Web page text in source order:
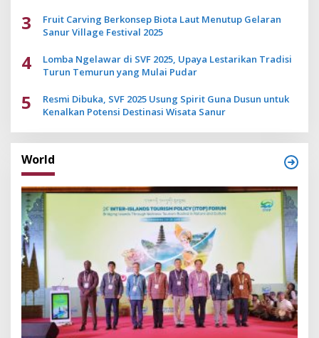
3
Fruit Carving Berkonsep Biota Laut Menutup Gelaran
Sanur Village Festival 2025
4
Lomba Ngelawar di SVF 2025, Upaya Lestarikan Tradisi
Turun Temurun yang Mulai Pudar
5
Resmi Dibuka, SVF 2025 Usung Spirit Guna Dusun untuk
Kenalkan Potensi Destinasi Wisata Sanur
World